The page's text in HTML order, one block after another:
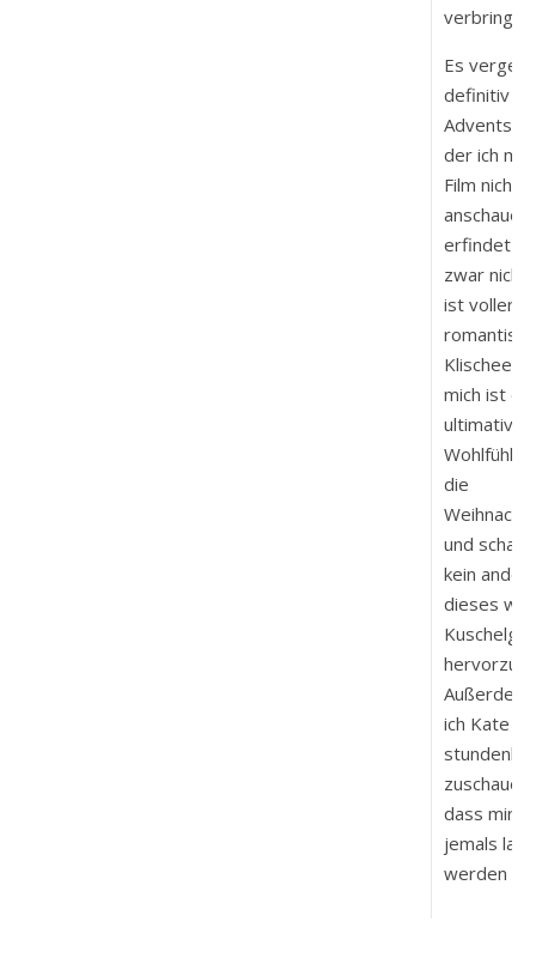
verbringen.
Es vergeht
definitiv
der ich mir
Film nicht
anschaue.
erfindet
zwar nicht
ist voller
Klischees,
mich ist er
ultimative
die
und
kein
dieses
Außerdem
ich Kate
dass mir
jemals
werden